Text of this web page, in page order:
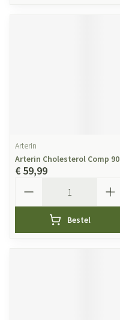
Arterin
Arterin Cholesterol Comp 90
€ 59,99
Bestel